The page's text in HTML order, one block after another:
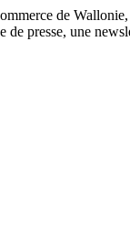
de
de presse, une